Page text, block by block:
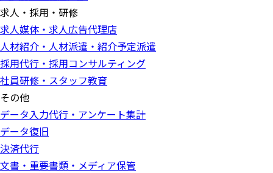
求人・採用・研修
求人媒体・求人広告代理店
人材紹介・人材派遣・紹介予定派遣
採用代行・採用コンサルティング
社員研修・スタッフ教育
その他
データ入力代行・アンケート集計
データ復旧
決済代行
文書・重要書類・メディア保管